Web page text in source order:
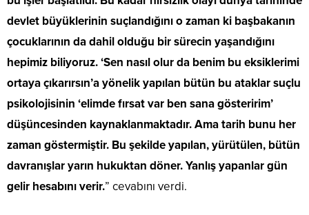
devlet büyüklerinin suçlandığını o zaman ki başbakanın
çocuklarının da dahil olduğu bir sürecin yaşandığını
hepimiz biliyoruz. ‘Sen nasıl olur da benim bu eksiklerimi
ortaya çıkarırsın’a yönelik yapılan bütün bu ataklar suçlu
psikolojisinin ‘elimde fırsat var ben sana gösteririm’
düşüncesinden kaynaklanmaktadır. Ama tarih bunu her
zaman göstermiştir. Bu şekilde yapılan, yürütülen, bütün
davranışlar yarın hukuktan döner. Yanlış yapanlar gün
gelir hesabını verir.” cevabını verdi.